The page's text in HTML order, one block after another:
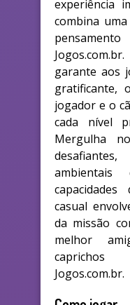
experiência
combina
garante aos
gratificante,
jogador e o
cada nível
Mergulha
casual
da missão
melhor
Jogos.com.br.